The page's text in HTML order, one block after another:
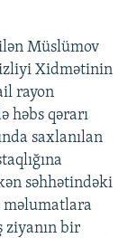
Müslümov
Xidmətinin
rayon
həbs qərarı
saxlanılan
səhhətindəki
məlumatlara
ziyanın bir